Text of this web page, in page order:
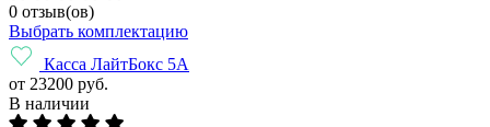
0 отзыв(ов)
Выбрать комплектацию
Касса ЛайтБокс 5А
от 23200 руб.
В наличии